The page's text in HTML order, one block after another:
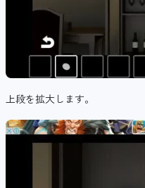
上段を拡大します。